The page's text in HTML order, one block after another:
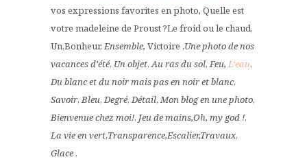
vos expressions favorites en photo, Quelle est
votre madeleine de Proust ?Le froid ou le chaud,
Un,Bonheur, Ensemble, Victoire ,Une photo de nos
vacances d’été, Un objet,Au ras du sol,Feu, L‘eau,
Du blanc et du noir mais pas en noir et blanc,
Savoir,Bleu,Degré,Détail,Mon blog en une photo,
Bienvenue chez moi!, Jeu de mains,Oh, my god !,
La vie en vert,Transparence,Escalier,Travaux,
Glace .